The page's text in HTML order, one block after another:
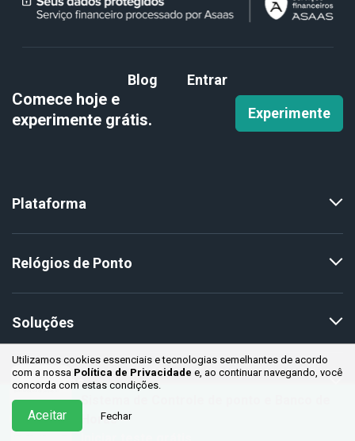
Sistema de Controle de ponto e Banco de
Horas
Blog Entrar
Comece hoje e
experimente grátis. Experimente
Plataforma
Relógios de Ponto
Soluções
Conteúdos
Utilizamos cookies essenciais e tecnologias semelhantes de acordo
com a nossa Política de Privacidade e, ao continuarnavegando, você
concorda com estas condições.
Aceitar Fechar